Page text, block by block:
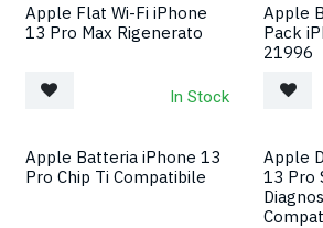
Apple Flat Wi-Fi iPhone
13 Pro Max Rigenerato
In Stock
Apple
Pack
21996
Apple Batteria iPhone 13
Pro Chip Ti Compatibile
Apple
13 Pro